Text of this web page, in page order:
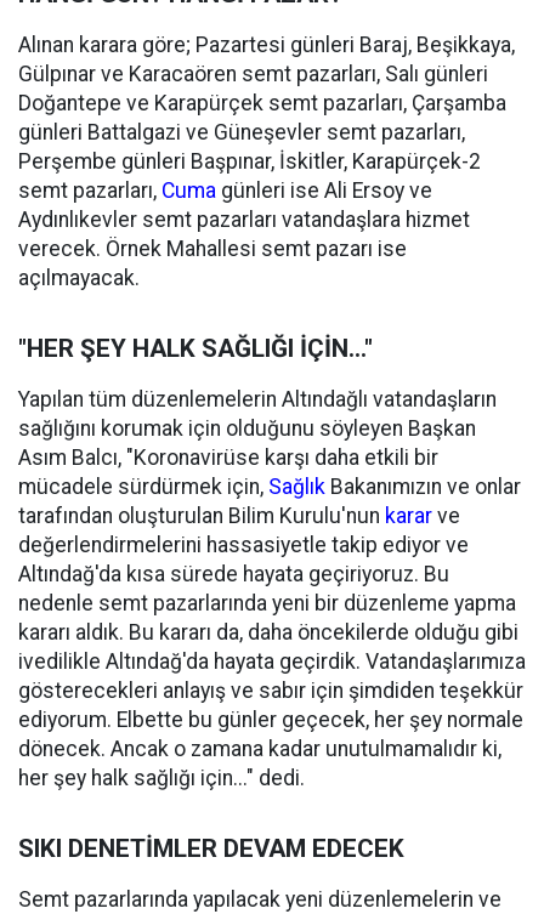
Alınan karara göre; Pazartesi günleri Baraj, Beşikkaya,
Gülpınar ve Karacaören semt pazarları, Salı günleri
Doğantepe ve Karapürçek semt pazarları, Çarşamba
günleri Battalgazi ve Güneşevler semt pazarları,
Perşembe günleri Başpınar, İskitler, Karapürçek-2
semt pazarları, Cuma günleri ise Ali Ersoy ve
Aydınlıkevler semt pazarları vatandaşlara hizmet
verecek. Örnek Mahallesi semt pazarı ise
açılmayacak.
"HER ŞEY HALK SAĞLIĞI İÇİN..."
Yapılan tüm düzenlemelerin Altındağlı vatandaşların
sağlığını korumak için olduğunu söyleyen Başkan
Asım Balcı, "Koronavirüse karşı daha etkili bir
mücadele sürdürmek için, Sağlık Bakanımızın ve onlar
tarafından oluşturulan Bilim Kurulu'nun karar ve
değerlendirmelerini hassasiyetle takip ediyor ve
Altındağ'da kısa sürede hayata geçiriyoruz. Bu
nedenle semt pazarlarında yeni bir düzenleme yapma
kararı aldık. Bu kararı da, daha öncekilerde olduğu gibi
ivedilikle Altındağ'da hayata geçirdik. Vatandaşlarımıza
gösterecekleri anlayış ve sabır için şimdiden teşekkür
ediyorum. Elbette bu günler geçecek, her şey normale
dönecek. Ancak o zamana kadar unutulmamalıdır ki,
her şey halk sağlığı için..." dedi.
SIKI DENETİMLER DEVAM EDECEK
Semt pazarlarında yapılacak yeni düzenlemelerin ve